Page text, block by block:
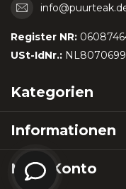
Register NR:
USt-IdNr.:
Kategorien
Informationen
Mein Konto